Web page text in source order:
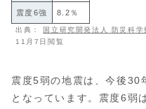
震度6強 8.2％
出典： 国立研究開発法人 防災科
11月7日閲覧
震度5弱の地震は、今後30
となっています。震度6弱